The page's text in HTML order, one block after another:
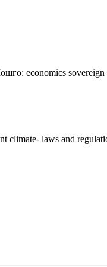
economics
laws and